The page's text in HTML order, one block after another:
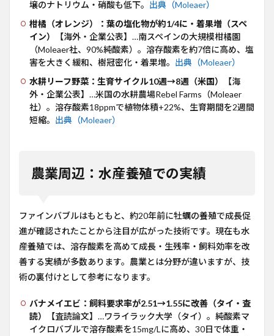
壌のナトリウム・硝酸も低下。 出典（Moleaer）
柑橘（オレンジ）：葉の塩化物が約1/4に・着果増（スペ
イン）
【海外・企業公表】…南スペインの大規模柑橘園
（Moleaer社、90%純酸素）。溶存酸素を約7倍に高め、塩
害を大きく緩和、樹冠密化・着果増。 出典（Moleaer）
水耕リーフ野菜：生育サイクル10週→8週（米国）
【海
外・企業公表】…米国の水耕農場Rebel Farms（Moleaer
社）。溶存酸素18ppmで植物体積+22%、生育期間を2週間
短縮。 出典（Moleaer）
農業周辺：水産養殖での実績
ファインバブルはもともと、約20年前に牡蠣の養殖で成長促
進が確認されたことから注目が広がった技術です。現在も水
産養殖では、溶存酸素を高めて成長・生残率・飼料効率を改
善する実績が多数あります。農業とは分野が違いますが、技
術の裏付けとして参考になります。
バナメイエビ：飼料要求率が2.51→1.55に改善（タイ・査
読）
【査読論文】…ワライラック大学（タイ）。純酸素マ
イクロバブルで溶存酸素を15mg/Lに高め、30日で体重・